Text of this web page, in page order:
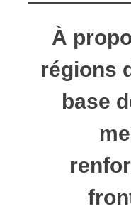
À
régions
base